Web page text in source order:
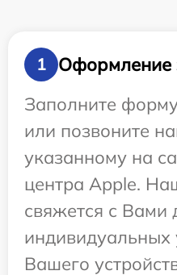
1
Оформление
Заполните
или позвоните
указанному на
центра Apple.
свяжется с Вами
индивидуальных
Вашего